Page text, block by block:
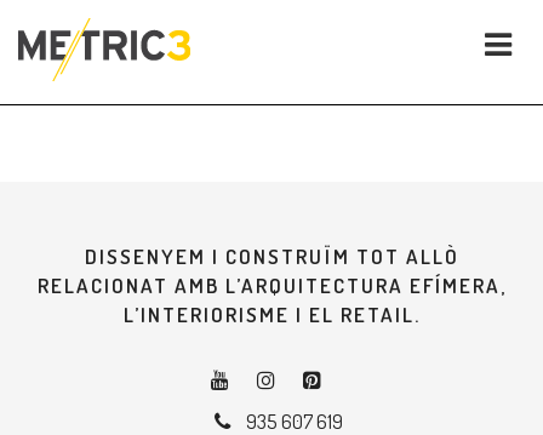
DISSENYEM I CONSTRUÏM TOT ALLÒ
RELACIONAT AMB L’ARQUITECTURA EFÍMERA,
L’INTERIORISME I EL RETAIL.
935 607 619